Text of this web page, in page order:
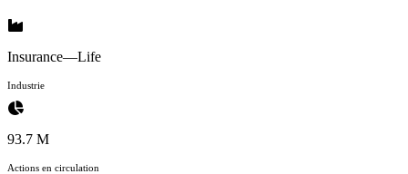
Insurance—Life
Industrie
93.7 M
Actions en circulation